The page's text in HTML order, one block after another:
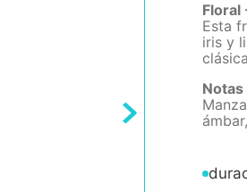
Floral
Esta
iris y